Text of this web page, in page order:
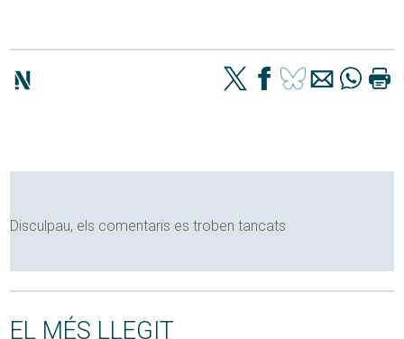
Disculpau, els comentaris es troben tancats
EL MÉS LLEGIT